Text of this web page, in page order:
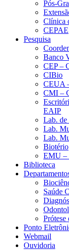
Pós-
Clínica
CEPAE
Pesquisa
Banco
CEP –
CIBio
CEUA
CMI –
EAIP
Lab.
Lab.
Lab.
Biotério
EMU –
Biblioteca
Saúde
Prótese
Ponto
Webmail
Ouvidoria